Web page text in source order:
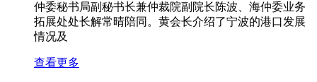
仲委秘书局副秘书长兼仲裁院副院长陈波、海仲委业务
拓展处处长解常晴陪同。黄会长介绍了宁波的港口发展
情况及
查看更多